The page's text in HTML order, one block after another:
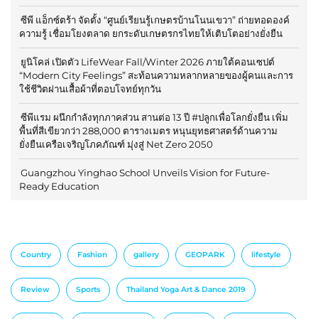
ซีพี แอ็กซ์ตร้า จัดตั้ง “ศูนย์เรียนรู้เกษตรบ้านโนนเขวา” ถ่ายทอดองค์
ความรู้ เชื่อมโยงตลาด ยกระดับเกษตรกรไทยให้เติบโตอย่างยั่งยืน
ยูนิโคล่ เปิดตัว LifeWear Fall/Winter 2026 ภายใต้คอนเซปต์
“Modern City Feelings” สะท้อนความหลากหลายของผู้คนและการ
ใช้ชีวิตผ่านเสื้อผ้าที่ตอบโจทย์ทุกวัน
ซีพีแรม ผนึกกำลังทุกภาคส่วน สานต่อ 13 ปี #ปลูกเพื่อโลกยั่งยืน เพิ่ม
พื้นที่สีเขียวกว่า 288,000 ตารางเมตร หนุนยุทธศาสตร์ด้านความ
ยั่งยืนเครือเจริญโภคภัณฑ์ มุ่งสู่ Net Zero 2050
Guangzhou Yinghao School Unveils Vision for Future-
Ready Education
Country Fashion gallery GEOPARK lifestyle
Review Sports Thailand Yoga Art & Dance 2019